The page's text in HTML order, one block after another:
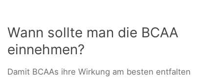
Wann sollte man die BCAA
einnehmen?
Damit BCAAs ihre Wirkung am besten entfalten